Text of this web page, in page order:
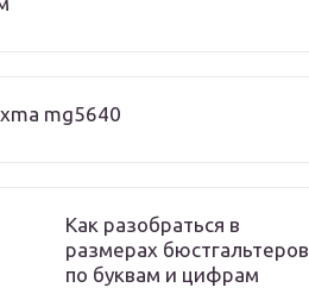
mg5640
Как разобраться в
размерах бюстгальтеров
по буквам и цифрам